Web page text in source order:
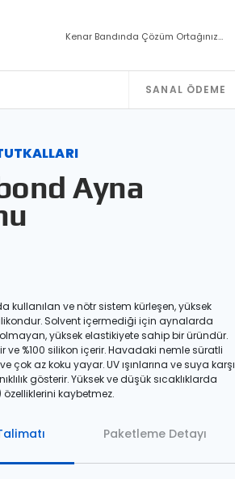
Kenar Bandında Çözüm Ortağınız…
SANAL ÖDEME
Ayna
kullanılan ve nötr sistem kürleşen, yüksek
Solvent içermediği için aynalarda
yüksek elastikiyete sahip bir üründür.
ve %100 silikon içerir. Havadaki nemle süratli
çok az koku yayar. UV ışınlarına ve suya karşı
gösterir. Yüksek ve düşük sıcaklıklarda
özelliklerini kaybetmez.
Paketleme Detayı